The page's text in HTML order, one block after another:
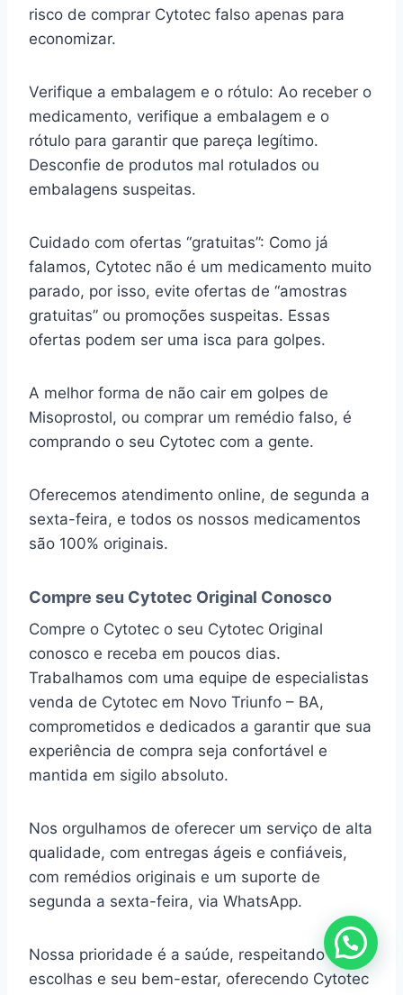
risco de comprar Cytotec falso apenas para
economizar.
Verifique a embalagem e o rótulo: Ao receber o
medicamento, verifique a embalagem e o
rótulo para garantir que pareça legítimo.
Desconfie de produtos mal rotulados ou
embalagens suspeitas.
Cuidado com ofertas “gratuitas”: Como já
falamos, Cytotec não é um medicamento muito
parado, por isso, evite ofertas de “amostras
gratuitas” ou promoções suspeitas. Essas
ofertas podem ser uma isca para golpes.
A melhor forma de não cair em golpes de
Misoprostol, ou comprar um remédio falso, é
comprando o seu Cytotec com a gente.
Oferecemos atendimento online, de segunda a
sexta-feira, e todos os nossos medicamentos
são 100% originais.
Compre seu Cytotec Original Conosco
Compre o Cytotec o seu Cytotec Original
conosco e receba em poucos dias.
Trabalhamos com uma equipe de especialistas
venda de Cytotec em Novo Triunfo – BA,
comprometidos e dedicados a garantir que sua
experiência de compra seja confortável e
mantida em sigilo absoluto.
Nos orgulhamos de oferecer um serviço de alta
qualidade, com entregas ágeis e confiáveis,
com remédios originais e um suporte de
segunda a sexta-feira, via WhatsApp.
Nossa prioridade é a saúde, respeitando suas
escolhas e seu bem-estar, oferecendo Cytotec